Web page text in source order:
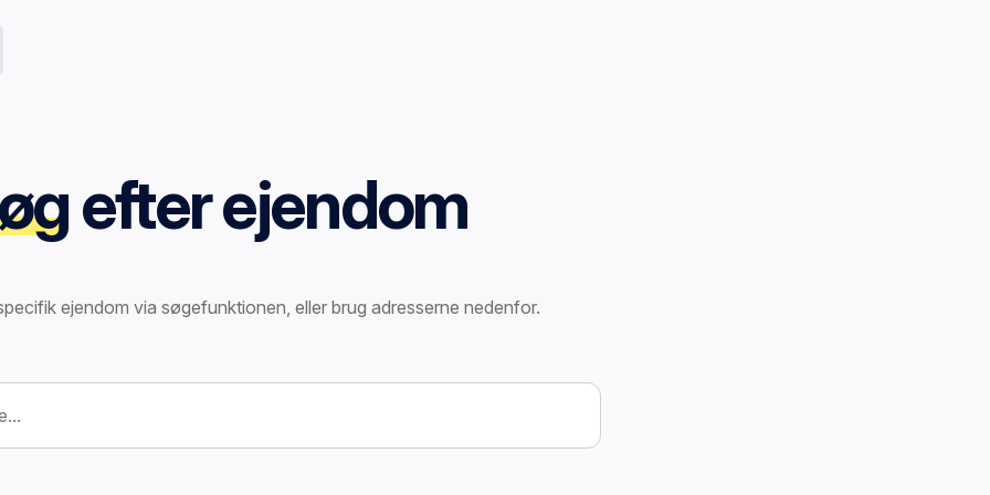
efter ejendom
ejendom via søgefunktionen, eller brug adresserne nedenfor.